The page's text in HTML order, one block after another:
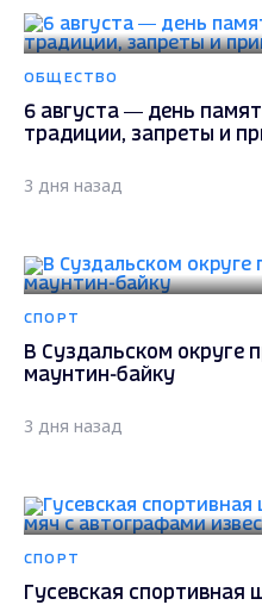
ОБЩЕСТВО
6 августа — день
традиции, запреты и
3 дня назад
СПОРТ
В Суздальском округе
маунтин-байку
3 дня назад
СПОРТ
Гусевская спортивная